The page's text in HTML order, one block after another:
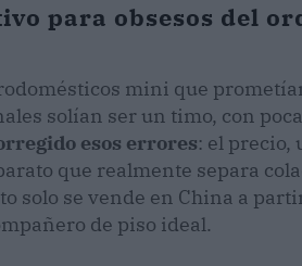
para obsesos del
mini que
solían ser un timo, con
esos errores: el precio,
que realmente separa
solo se vende en China a
de piso ideal.